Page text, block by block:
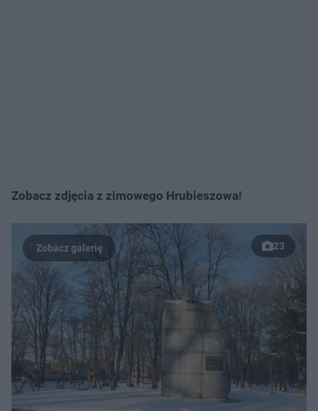
Zobacz zdjęcia z zimowego Hrubieszowa!
23